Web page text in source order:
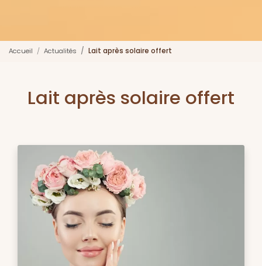
Accueil Actualités Lait après solaire offert
Lait après solaire offert